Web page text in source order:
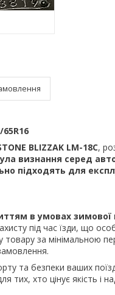
BLIZZAK LM-18C,
визнання серед
підходять для
в умовах зимової
під час їзди, що
товару за мінімальною
та безпеки ваших
тих, хто цінує якість і